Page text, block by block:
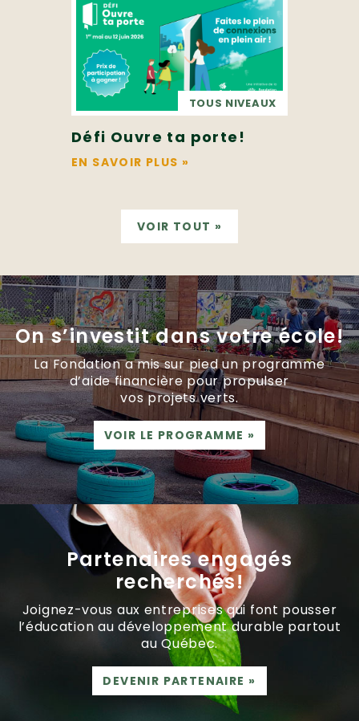
TOUS NIVEAUX
Défi Ouvre ta porte!
EN SAVOIR PLUS »
VOIR TOUT »
On s’investit dans votre école!
La Fondation a mis sur pied un programme
d’aide financière pour propulser
vos projets verts.
VOIR LE PROGRAMME »
Partenaires engagés
recherchés!
Joignez-vous aux entreprises qui font pousser
l’éducation au développement durable partout
au Québec.
DEVENIR PARTENAIRE »